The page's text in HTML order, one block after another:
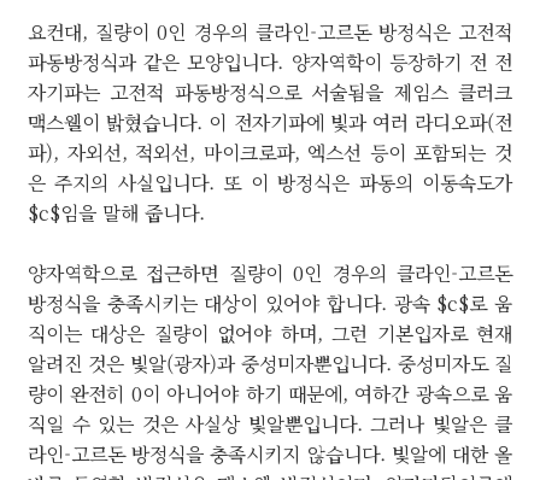
요컨대, 질량이 0인 경우의 클라인-고르돈 방정식은 고전적
파동방정식과 같은 모양입니다. 양자역학이 등장하기 전 전
자기파는 고전적 파동방정식으로 서술됨을 제임스 클러크
맥스웰이 밝혔습니다. 이 전자기파에 빛과 여러 라디오파(전
파), 자외선, 적외선, 마이크로파, 엑스선 등이 포함되는 것
은 주지의 사실입니다. 또 이 방정식은 파동의 이동속도가
$c$임을 말해 줍니다.
양자역학으로 접근하면 질량이 0인 경우의 클라인-고르돈
방정식을 충족시키는 대상이 있어야 합니다. 광속 $c$로 움
직이는 대상은 질량이 없어야 하며, 그런 기본입자로 현재
알려진 것은 빛알(광자)과 중성미자뿐입니다. 중성미자도 질
량이 완전히 0이 아니어야 하기 때문에, 여하간 광속으로 움
직일 수 있는 것은 사실상 빛알뿐입니다. 그러나 빛알은 클
라인-고르돈 방정식을 충족시키지 않습니다. 빛알에 대한 올